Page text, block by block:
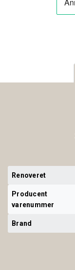
Renoveret
Producent
varenummer
Brand